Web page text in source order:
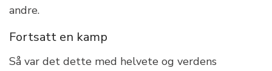
andre.
Fortsatt en kamp
Så var det dette med helvete og verdens